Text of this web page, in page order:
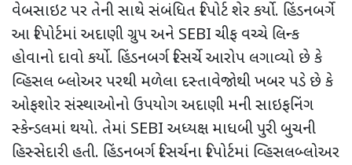
વેબસાઇટ પર તેની સાથે સંબંધિત રિપોર્ટ શેર કર્યો. હિંડનબર્ગે
આ રિપોર્ટમાં અદાણી ગ્રુપ અને SEBI ચીફ વચ્ચે લિન્ક
હોવાનો દાવો કર્યો. હિંડનબર્ગ રિસર્ચે આરોપ લગાવ્યો છે કે
વ્હિસલ બ્લોઅર પરથી મળેલા દસ્તાવેજોથી ખબર પડે છે કે
ઓફશોર સંસ્થાઓનો ઉપયોગ અદાણી મની સાઇફનિંગ
સ્કેન્ડલમાં થયો. તેમાં SEBI અધ્યક્ષ માધબી પુરી બુચની
હિસ્સેદારી હતી. હિંડનબર્ગ રિસર્ચના રિપોર્ટમાં વ્હિસલબ્લોઅર